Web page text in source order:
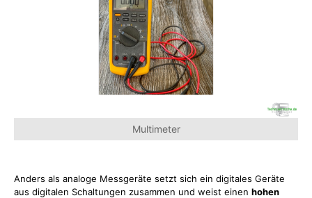
Multimeter
Anders als analoge Messgeräte setzt sich ein digitales Geräte
aus digitalen Schaltungen zusammen und weist einen hohen